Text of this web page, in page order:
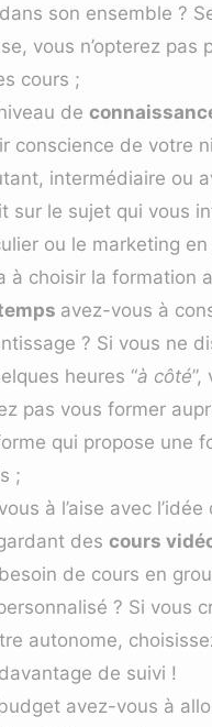
son ensemble ?
vous n’opterez pas
cours ;
de
conscience de votre
intermédiaire ou
sur le sujet qui vous
ou le marketing
à choisir la formation
avez-vous à
? Si vous ne
heures “à côté”,
pas vous former
qui propose une
;
à l’aise avec l’idée
des cours
de cours en
? Si vous
autonome,
de suivi !
avez-vous à